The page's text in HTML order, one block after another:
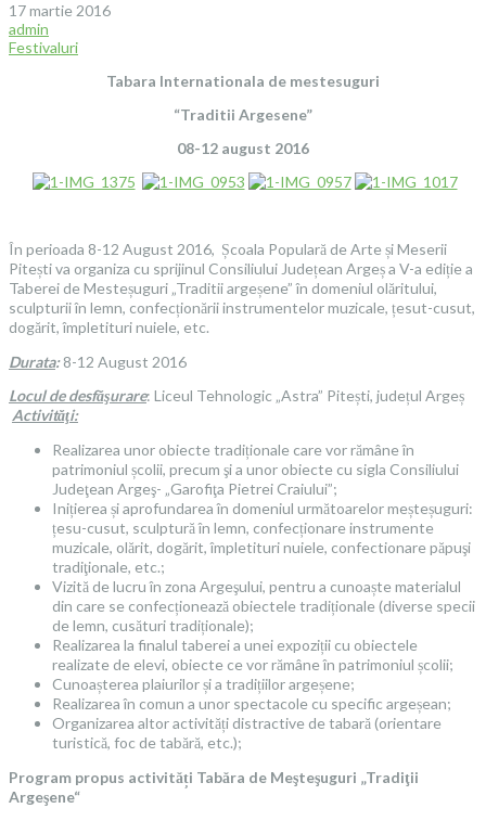
17 martie 2016
admin
Festivaluri
Tabara Internationala de mestesuguri
“Traditii Argesene”
08-12 august 2016
În perioada 8-12 August 2016, Școala Populară de Arte și Meserii
Pitești va organiza cu sprijinul Consiliului Județean Argeș a V-a ediție a
Taberei de Mesteșuguri „Traditii argeșene” în domeniul olăritului,
sculpturii în lemn, confecționării instrumentelor muzicale, țesut-cusut,
dogărit, împletituri nuiele, etc.
Durata: 8-12 August 2016
Locul de desfăşurare: Liceul Tehnologic „Astra” Pitești, județul Argeș
Activităţi:
Realizarea unor obiecte tradiționale care vor rămâne în
patrimoniul școlii, precum şi a unor obiecte cu sigla Consiliului
Judeţean Argeş- „Garofiţa Pietrei Craiului”;
Inițierea și aprofundarea în domeniul următoarelor meșteșuguri:
țesu-cusut, sculptură în lemn, confecționare instrumente
muzicale, olărit, dogărit, împletituri nuiele, confectionare păpuşi
tradiţionale, etc.;
Vizită de lucru în zona Argeşului, pentru a cunoaște materialul
din care se confecționează obiectele tradiționale (diverse specii
de lemn, cusături tradiționale);
Realizarea la finalul taberei a unei expoziții cu obiectele
realizate de elevi, obiecte ce vor rămâne în patrimoniul școlii;
Cunoașterea plaiurilor și a tradițiilor argeșene;
Realizarea în comun a unor spectacole cu specific argeșean;
Organizarea altor activități distractive de tabară (orientare
turistică, foc de tabără, etc.);
Program propus activități Tabăra de Meşteşuguri „Tradiţii
Argeşene“